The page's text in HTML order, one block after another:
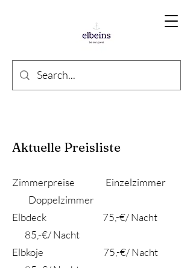
Aktuelle Preisliste
Zimmerpreise Einzelzimmer
Doppelzimmer
Elbdeck 75,-€/ Nacht
85,-€/ Nacht
Elbkoje 75,-€/ Nacht